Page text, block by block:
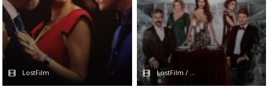
LostFilm LostFilm / FOX